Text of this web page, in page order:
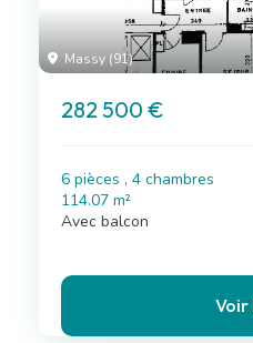
Massy (91)
282 500 €
6 pièces , 4 chambres
114.07 m²
Avec balcon
Voir